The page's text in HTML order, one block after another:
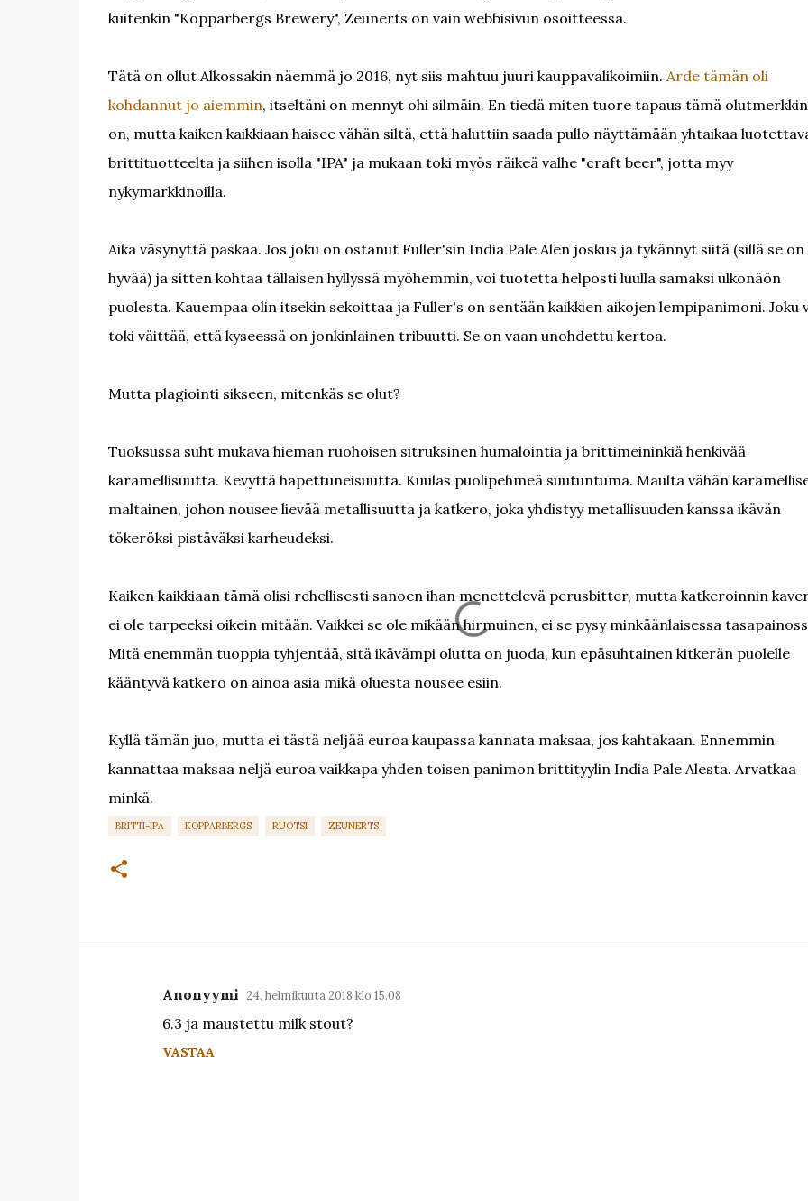
kuitenkin "Kopparbergs Brewery", Zeunerts on vain webbisivun osoitteessa.
Tätä on ollut Alkossakin näemmä jo 2016, nyt siis mahtuu juuri kauppavalikoimiin. Arde tämän oli
kohdannut jo aiemmin, itseltäni on mennyt ohi silmäin. En tiedä miten tuore tapaus tämä
on, mutta kaiken kaikkiaan haisee vähän siltä, että haluttiin saada pullo näyttämään yhtaikaa
brittituotteelta ja siihen isolla "IPA" ja mukaan toki myös räikeä valhe "craft beer", jotta myy
nykymarkkinoilla.
Aika väsynyttä paskaa. Jos joku on ostanut Fuller'sin India Pale Alen joskus ja tykännyt siitä (sillä se on
hyvää) ja sitten kohtaa tällaisen hyllyssä myöhemmin, voi tuotetta helposti luulla samaksi ulkonäön
puolesta. Kauempaa olin itsekin sekoittaa ja Fuller's on sentään kaikkien aikojen lempipanimoni. Joku
toki väittää, että kyseessä on jonkinlainen tribuutti. Se on vaan unohdettu kertoa.
Mutta plagiointi sikseen, mitenkäs se olut?
Tuoksussa suht mukava hieman ruohoisen sitruksinen humalointia ja brittimeininkiä henkivää
karamellisuutta. Kevyttä hapettuneisuutta. Kuulas puolipehmeä suutuntuma. Maulta vähän
maltainen, johon nousee lievää metallisuutta ja katkero, joka yhdistyy metallisuuden kanssa ikävän
tökeröksi pistäväksi karheudeksi.
Kaiken kaikkiaan tämä olisi rehellisesti sanoen ihan menettelevä perusbitter, mutta katkeroinnin
ei ole tarpeeksi oikein mitään. Vaikkei se ole mikään hirmuinen, ei se pysy minkäänlaisessa
Mitä enemmän tuoppia tyhjentää, sitä ikävämpi olutta on juoda, kun epäsuhtainen kitkerän puolelle
kääntyvä katkero on ainoa asia mikä oluesta nousee esiin.
Kyllä tämän juo, mutta ei tästä neljää euroa kaupassa kannata maksaa, jos kahtakaan. Ennemmin
kannattaa maksaa neljä euroa vaikkapa yhden toisen panimon brittityylin India Pale Alesta. Arvatkaa
minkä.
BRITTI-IPA KOPPARBERGS RUOTSI ZEUNERTS
Anonyymi 24. helmikuuta 2018 klo 15.08
6.3 ja maustettu milk stout?
VASTAA